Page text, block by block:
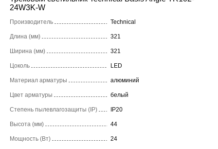
24W3K-W
Производитель Technical
Длина (мм) 321
Ширина (мм) 321
Цоколь LED
Материал арматуры алюминий
Цвет арматуры белый
Степень пылевлагозащиты (IP) IP20
Высота (мм) 44
Мощность (Вт) 24